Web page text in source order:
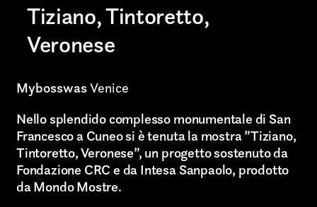
Tiziano, Tintoretto,
Veronese
MybosswasVenice
Nello splendido complesso monumentale di San
Francesco a Cuneo si è tenuta la mostra ”Tiziano,
Tintoretto, Veronese”, un progetto sostenuto da
Fondazione CRC e da Intesa Sanpaolo, prodotto
da Mondo Mostre.
AREA OF INTEREST*
Art projects
Video post production
Sound
Video production